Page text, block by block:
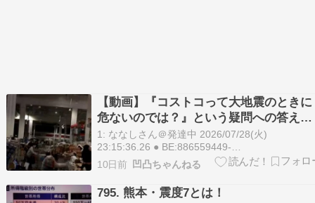
【動画】『コストコって大地震のときに
危ないのでは？』という疑問への答えが
ついに判明
1: ななしさん＠発達中 2026/07/28(火)
23:15:36.26 ● BE:886559449-
PLT(23222)ID:ViQ8M+0p0 熊本のコストコヤバ
pic.twitter.com/APZVFVFhij— なーさん
(@twang69) July 28…
10日前 凹凸ちゃんねる
795. 熊本・震度7とは！